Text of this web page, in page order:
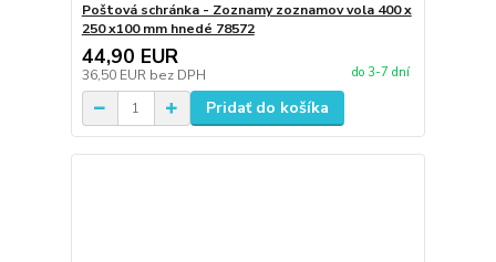
Poštová schránka - Zoznamy zoznamov vola 400 x
250 x100 mm hnedé 78572
44,90 EUR
36,50 EUR bez DPH do 3-7 dní
Pridať do košíka